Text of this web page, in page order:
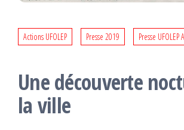
Actions UFOLEP Presse 2019
Presse UFOLEP
Une découverte
la ville